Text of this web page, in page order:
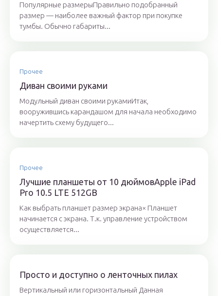
Популярные размерыПравильно подобранный
размер — наиболее важный фактор при покупке
тумбы. Обычно габариты...
Прочее
Диван своими руками
Модульный диван своими рукамиИтак,
вооружившись карандашом для начала необходимо
начертить схему будущего...
Прочее
Лучшие планшеты от 10 дюймовApple iPad
Pro 10.5 LTE 512GB
Как выбрать планшет размер экрана× Планшет
начинается с экрана. Т.к. управление устройством
осуществляется...
Просто и доступно о ленточных пилах
Вертикальный или горизонтальный Данная